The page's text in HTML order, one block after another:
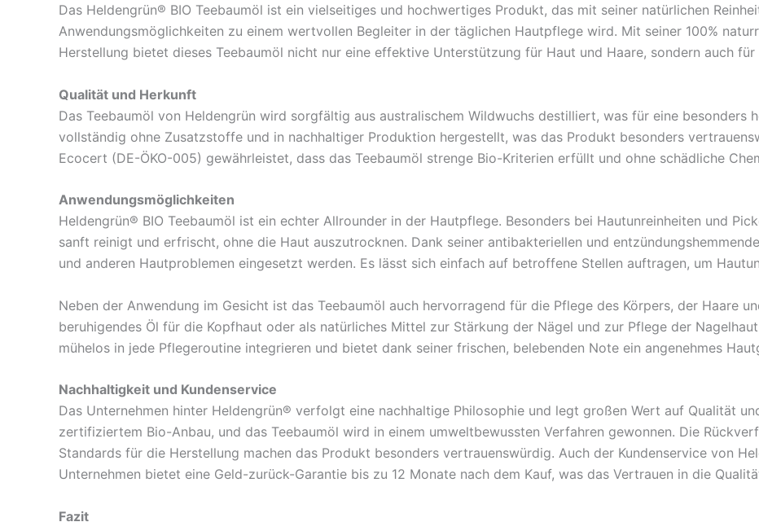
Das Heldengrün® BIO Teebaumöl ist ein vielseitiges und hochwertiges Produkt, das mit seiner natürlichen
Anwendungsmöglichkeiten zu einem wertvollen Begleiter in der täglichen Hautpflege wird. Mit seiner 100%
Herstellung bietet dieses Teebaumöl nicht nur eine effektive Unterstützung für Haut und Haare, sondern auch für
Qualität und Herkunft
Das Teebaumöl von Heldengrün wird sorgfältig aus australischem Wildwuchs destilliert, was für eine besonders
vollständig ohne Zusatzstoffe und in nachhaltiger Produktion hergestellt, was das Produkt besonders
Ecocert (DE-ÖKO-005) gewährleistet, dass das Teebaumöl strenge Bio-Kriterien erfüllt und ohne schädliche
Anwendungsmöglichkeiten
Heldengrün® BIO Teebaumöl ist ein echter Allrounder in der Hautpflege. Besonders bei Hautunreinheiten und
sanft reinigt und erfrischt, ohne die Haut auszutrocknen. Dank seiner antibakteriellen und
und anderen Hautproblemen eingesetzt werden. Es lässt sich einfach auf betroffene Stellen auftragen, um
Neben der Anwendung im Gesicht ist das Teebaumöl auch hervorragend für die Pflege des Körpers, der Haare
beruhigendes Öl für die Kopfhaut oder als natürliches Mittel zur Stärkung der Nägel und zur Pflege der
mühelos in jede Pflegeroutine integrieren und bietet dank seiner frischen, belebenden Note ein angenehmes
Nachhaltigkeit und Kundenservice
Das Unternehmen hinter Heldengrün® verfolgt eine nachhaltige Philosophie und legt großen Wert auf Qualität
zertifiziertem Bio-Anbau, und das Teebaumöl wird in einem umweltbewussten Verfahren gewonnen. Die
Standards für die Herstellung machen das Produkt besonders vertrauenswürdig. Auch der Kundenservice von
Unternehmen bietet eine Geld-zurück-Garantie bis zu 12 Monate nach dem Kauf, was das Vertrauen in die
Fazit